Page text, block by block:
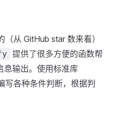
（从 GitHub star 数来看）
提供了很多方便的函数帮
息输出。使用标准库
写各种条件判断，根据判